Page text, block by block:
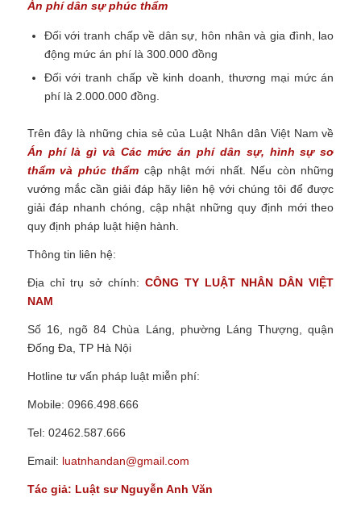
Án phí dân sự phúc thẩm
Đối với tranh chấp về dân sự, hôn nhân và gia đình, lao
động mức án phí là 300.000 đồng
Đối với tranh chấp về kinh doanh, thương mại mức án
phí là 2.000.000 đồng.
Trên đây là những chia sẻ của Luật Nhân dân Việt Nam về
Án phí là gì và Các mức án phí dân sự, hình sự sơ
thẩm và phúc thẩm cập nhật mới nhất. Nếu còn những
vướng mắc cần giải đáp hãy liên hệ với chúng tôi để được
giải đáp nhanh chóng, cập nhật những quy định mới theo
quy định pháp luật hiện hành.
Thông tin liên hệ:
Địa chỉ trụ sở chính: CÔNG TY LUẬT NHÂN DÂN VIỆT
NAM
Số 16, ngõ 84 Chùa Láng, phường Láng Thượng, quận
Đống Đa, TP Hà Nội
Hotline tư vấn pháp luật miễn phí:
Mobile: 0966.498.666
Tel: 02462.587.666
Email: luatnhandan@gmail.com
Tác giả: Luật sư Nguyễn Anh Văn